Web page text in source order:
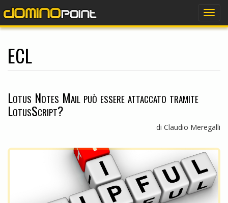
ECL
Lotus Notes Mail può essere attaccato tramite
LotusScript?
di Claudio Meregalli